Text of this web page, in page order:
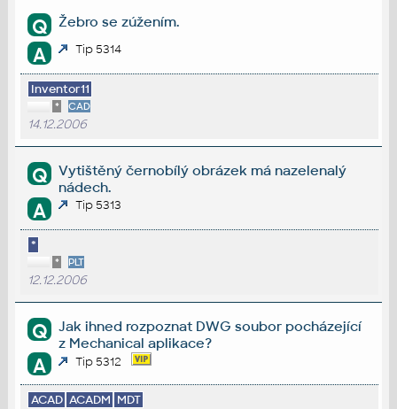
Q Žebro se zúžením.
A Tip 5314
Inventor11
* CAD
14.12.2006
Q
Vytištěný černobílý obrázek má nazelenalý
nádech.
A Tip 5313
*
* PLT
12.12.2006
Q
Jak ihned rozpoznat DWG soubor pocházející
z Mechanical aplikace?
A Tip 5312
ACAD ACADM MDT